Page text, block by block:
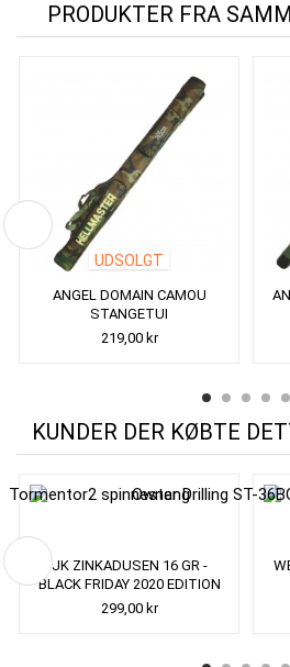
PRODUKTER FRA
UDSOLGT
ANGEL DOMAIN CAMOU
STANGETUI
219,00 kr
KUNDER DER KØBTE
JK ZINKADUSEN 16 GR -
BLACK FRIDAY 2020 EDITION
299,00 kr